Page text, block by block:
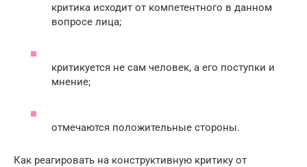
критика исходит от компетентного в данном
вопросе лица;
критикуется не сам человек, а его поступки и
мнение;
отмечаются положительные стороны.
Как реагировать на конструктивную критику от